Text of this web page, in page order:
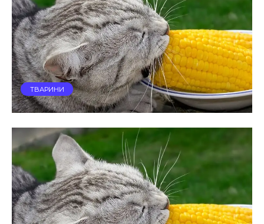
ТВАРИНИ